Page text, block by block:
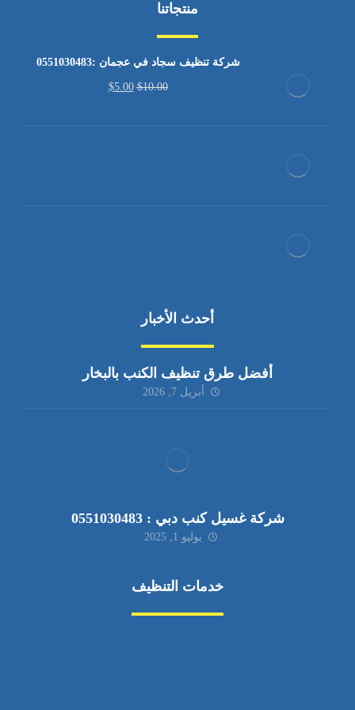
منتجاتنا
شركة تنظيف سجاد في عجمان :0551030483
$10.00
$5.00
أحدث الأخبار
أفضل طرق تنظيف الكنب بالبخار
أبريل 7, 2026
شركة غسيل كنب دبي : 0551030483
يوليو 1, 2025
خدمات التنظيف